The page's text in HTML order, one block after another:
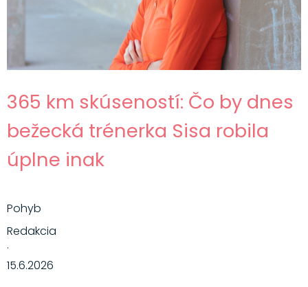
365 km skúseností: Čo by dnes
bežecká trénerka Sisa robila
úplne inak
Pohyb
Redakcia
·
15.6.2026